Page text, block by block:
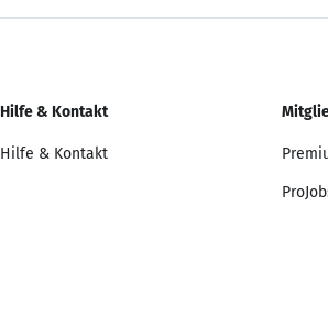
Hilfe & Kontakt
Hilfe & Kontakt